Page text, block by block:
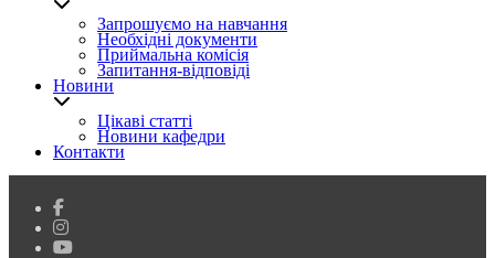
Запрошуємо на навчання
Необхідні документи
Приймальна комісія
Запитання-відповіді
Новини
Цікаві статті
Новини кафедри
Контакти